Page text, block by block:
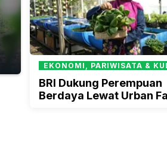
EKONOMI, PARIWISATA &
BRI Dukung Perempuan
Berdaya Lewat Urban